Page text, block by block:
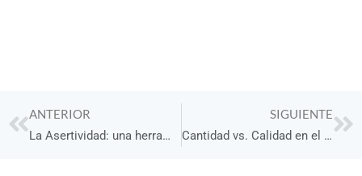
Prev
ANTERIOR
La Asertividad: una herramienta clave
SIGUIENTE
Cantidad vs. Calidad en el Acto Sexual